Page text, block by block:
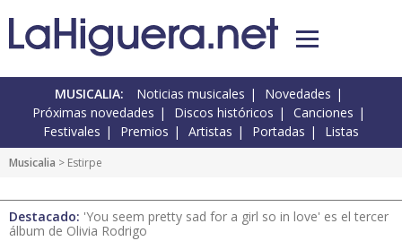
MUSICALIA: Noticias musicales
Novedades
Próximas novedades
Discos históricos
Canciones
Festivales
Premios Artistas Portadas Listas
Musicalia > Estirpe
Destacado: 'You seem pretty sad for a girl so in love' es el tercer
álbum de Olivia Rodrigo